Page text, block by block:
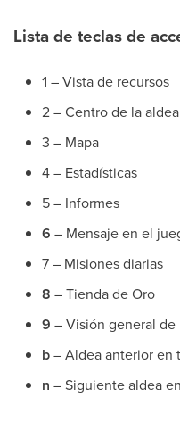
Lista de teclas de
1 – Vista de recursos
2 – Centro de la aldea
3 – Mapa
4 – Estadísticas
5 – Informes
6 – Mensaje en el
7 – Misiones diarias
8 – Tienda de Oro
9 – Visión general de
b– Aldea anterior en
n – Siguiente aldea